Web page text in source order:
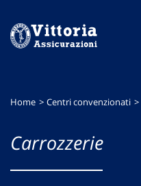
menu
contenuto
footer
Home Centri convenzionati
Carrozzerie